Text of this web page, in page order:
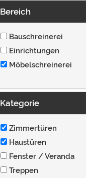
Bereich
Bauschreinerei
Einrichtungen
Möbelschreinerei
Kategorie
Zimmertüren
Haustüren
Fenster / Veranda
Treppen